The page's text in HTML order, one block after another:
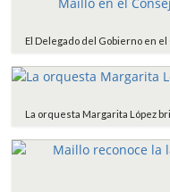
El Delegado del Gobierno en
La orquesta Margarita López